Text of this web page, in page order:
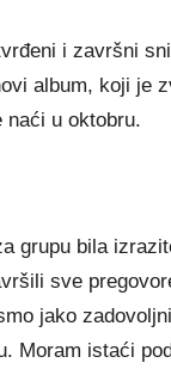
i završni
album, koji je
u oktobru.
grupu bila
sve
jako
Moram istaći